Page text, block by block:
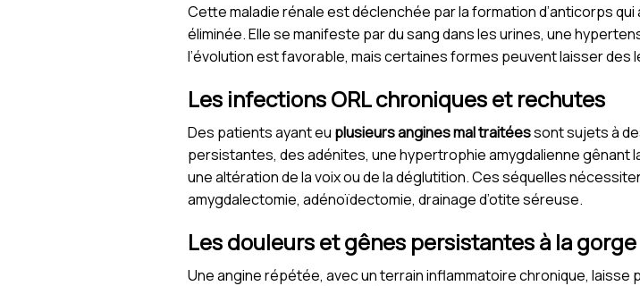
Cette maladie rénale est déclenchée par la formation d’anticorps
éliminée. Elle se manifeste par du sang dans les urines, une
l’évolution est favorable, mais certaines formes peuvent laisser des
Les infections ORL chroniques et rechutes
Des patients ayant eu plusieurs angines mal traitéessont sujets à
persistantes, des adénites, une hypertrophie amygdalienne
une altération de la voix ou de la déglutition. Ces séquelles
amygdalectomie, adénoïdectomie, drainage d’otite séreuse.
Les douleurs et gênes persistantes à la gorge
Une angine répétée, avec un terrain inflammatoire chronique, laisse